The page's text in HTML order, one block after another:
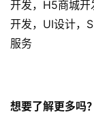
频
资
享
开发，H5商城
开发，UI设计，
服务
想要了解更多吗